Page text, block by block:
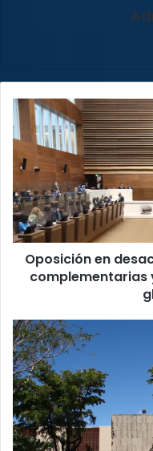
Oposición
en
desacuerdo
con
incluir
pensiones
complementarias
y
FCL
proyecto
global
dual
Oposición en
complementarias
Seis
hombres
sentenciados
a
10
años
de
prisión